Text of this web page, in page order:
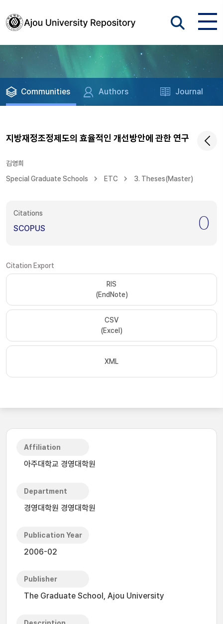
Communities Authors Journal
지방재정조정제도의 효율적인 개선방안에 관한 연구
김영희
Special Graduate Schools
ETC 3. Theses(Master)
Citations
SCOPUS 0
Citation Export
RIS
(EndNote)
CSV
(Excel)
XML
Affiliation
아주대학교 경영대학원
Department
경영대학원 경영대학원
Publication Year
2006-02
Publisher
The Graduate School, Ajou University